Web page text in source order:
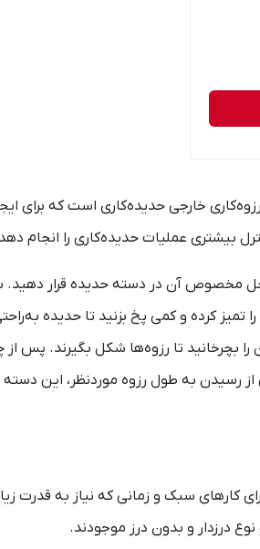
خارجی حدیده‌کاری است که برای
بیشتری عملیات حدیده‌کاری را انجام
مخصوص آن در دسته حدیده قرار دهید.
تمیز کرده و کمی پخ بزنید تا حدیده
را بچرخانید تا رزوه‌ها شکل بگیرند. پس
به طول رزوه موردنظر، این دسته را
کارهای سبک و زمانی که نیاز به قدرت
درزدار و بدون درز موجودند.